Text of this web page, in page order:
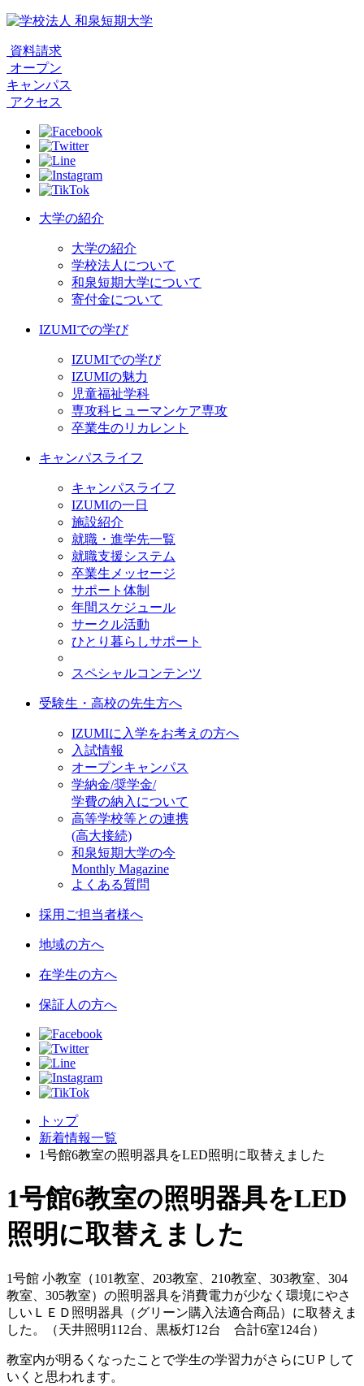
資料請求
オープン
キャンパス
アクセス
大学の紹介
大学の紹介
学校法人について
和泉短期大学について
寄付金について
IZUMIでの学び
IZUMIでの学び
IZUMIの魅力
児童福祉学科
専攻科ヒューマンケア専攻
卒業生のリカレント
キャンパスライフ
キャンパスライフ
IZUMIの一日
施設紹介
就職・進学先一覧
就職支援システム
卒業生メッセージ
サポート体制
年間スケジュール
サークル活動
ひとり暮らしサポート
スペシャルコンテンツ
受験生・高校の先生方へ
IZUMIに入学をお考えの方へ
入試情報
オープンキャンパス
学納金/奨学金/
学費の納入について
高等学校等との連携
(高大接続)
和泉短期大学の今
Monthly Magazine
よくある質問
採用ご担当者様へ
地域の方へ
在学生の方へ
保証人の方へ
トップ
新着情報一覧
1号館6教室の照明器具をLED照明に取替えました
1号館6教室の照明器具をLED
照明に取替えました
1号館 小教室（101教室、203教室、210教室、303教室、304
教室、305教室）の照明器具を消費電力が少なく環境にやさ
しいＬＥＤ照明器具（グリーン購入法適合商品）に取替えま
した。（天井照明112台、黒板灯12台 合計6室124台）
教室内が明るくなったことで学生の学習力がさらにUＰして
いくと思われます。